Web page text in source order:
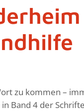
zu kommen –
Band 4 der